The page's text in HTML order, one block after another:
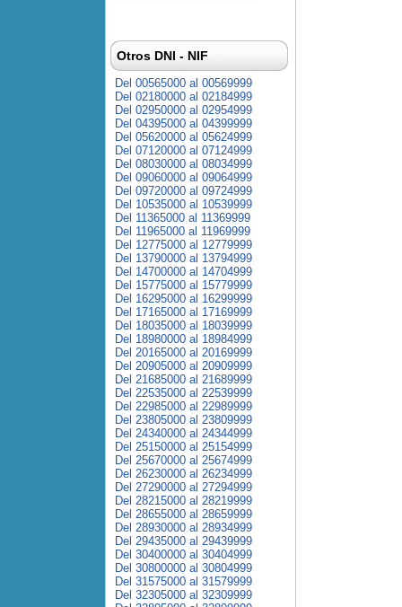
Otros DNI - NIF
Del 00565000 al 00569999
Del 02180000 al 02184999
Del 02950000 al 02954999
Del 04395000 al 04399999
Del 05620000 al 05624999
Del 07120000 al 07124999
Del 08030000 al 08034999
Del 09060000 al 09064999
Del 09720000 al 09724999
Del 10535000 al 10539999
Del 11365000 al 11369999
Del 11965000 al 11969999
Del 12775000 al 12779999
Del 13790000 al 13794999
Del 14700000 al 14704999
Del 15775000 al 15779999
Del 16295000 al 16299999
Del 17165000 al 17169999
Del 18035000 al 18039999
Del 18980000 al 18984999
Del 20165000 al 20169999
Del 20905000 al 20909999
Del 21685000 al 21689999
Del 22535000 al 22539999
Del 22985000 al 22989999
Del 23805000 al 23809999
Del 24340000 al 24344999
Del 25150000 al 25154999
Del 25670000 al 25674999
Del 26230000 al 26234999
Del 27290000 al 27294999
Del 28215000 al 28219999
Del 28655000 al 28659999
Del 28930000 al 28934999
Del 29435000 al 29439999
Del 30400000 al 30404999
Del 30800000 al 30804999
Del 31575000 al 31579999
Del 32305000 al 32309999